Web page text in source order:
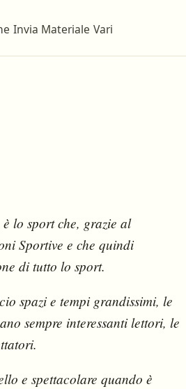
Invia Materiale Vari
lo sport che, grazie al
Sportive e che quindi
di tutto lo sport.
spazi e tempi grandissimi, le
sempre interessanti lettori, le
e spettacolare quando è